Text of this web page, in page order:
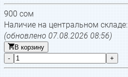
900сом
Наличие на центральном складе:
(обновлено07.08.2026 08:56)
В корзину
-
+